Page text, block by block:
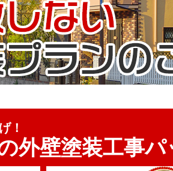
！
外壁塗装工事パ